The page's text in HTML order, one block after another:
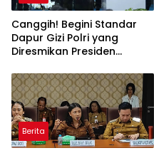
Canggih! Begini Standar
Dapur Gizi Polri yang
Diresmikan Presiden
Berita